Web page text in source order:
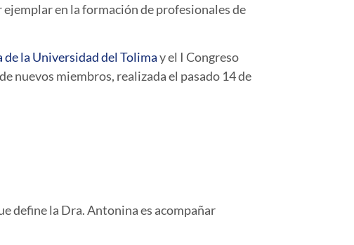
ejemplar en la formación de profesionales de
la Universidad del Tolimay el I Congreso
nuevos miembros, realizada el pasado 14 de
define la Dra. Antonina es acompañar